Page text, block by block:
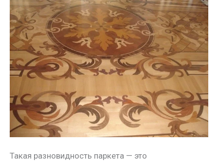
Такая разновидность паркета — это